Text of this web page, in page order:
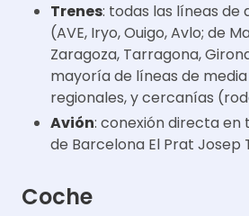
Trenes: todas las líneas de
(AVE, Iryo, Ouigo, Avlo; de
Zaragoza, Tarragona,
mayoría de líneas de
regionales, y cercanías
Avión: conexión directa
de Barcelona El Prat Josep
Coche